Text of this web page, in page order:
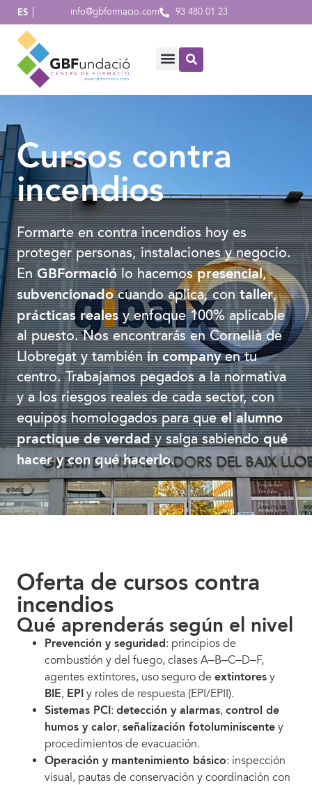
ES info@gbformacio.com 93 480 01 23
Cursos contra
incendios
Formarte en contra incendios hoy es
proteger personas, instalaciones y negocio.
EnGBFormaciólo hacemospresencial,
subvencionadocuando aplica, contaller,
prácticas realesy enfoque 100% aplicable
al puesto. Nos encontrarás en Cornellà de
Llobregat y tambiénin companyen tu
centro. Trabajamos pegados a la normativa
y a los riesgos reales de cada sector, con
equipos homologados para queel alumno
practique de verdady salga sabiendoqué
hacer y con qué hacerlo.
Oferta de cursos contra
incendios
Qué aprenderás según el nivel
Prevención y seguridad: principios de
combustión y del fuego, clases A–B–C–D–F,
agentes extintores, uso seguro de extintores y
BIE, EPI y roles de respuesta (EPI/EPII).
Sistemas PCI: detección y alarmas, control de
humos y calor, señalización fotoluminiscente y
procedimientos de evacuación.
Operación y mantenimiento básico: inspección
visual, pautas de conservación y coordinación con